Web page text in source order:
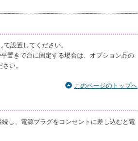
設置してください。
置きで台に固定する場合は、オプション品の
い。
このページのトップへ
し、電源プラグをコンセントに差し込むと電